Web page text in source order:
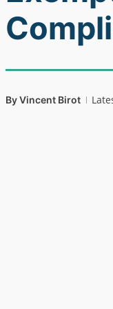
ByVincent Birot